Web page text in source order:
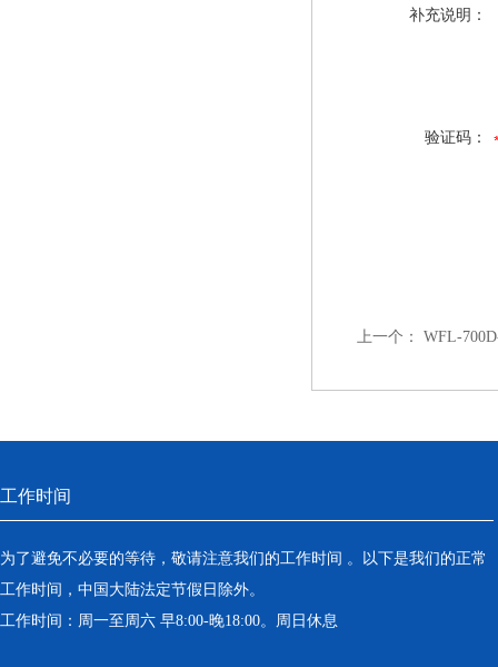
补充说明：
验证码：
上一个： WFL-
工作时间
为了避免不必要的等待，敬请注意我们的工作时间 。以下是我们的正常
工作时间，中国大陆法定节假日除外。
工作时间：周一至周六 早8:00-晚18:00。周日休息